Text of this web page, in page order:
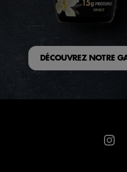
DÉCOUVREZ NOTRE